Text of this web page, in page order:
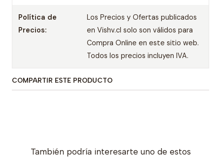
Política de
Precios:
Los Precios y Ofertas publicados
en Vishv.cl solo son válidos para
Compra Online en este sitio web.
Todos los precios incluyen IVA.
COMPARTIR ESTE PRODUCTO
También podría interesarte uno de estos